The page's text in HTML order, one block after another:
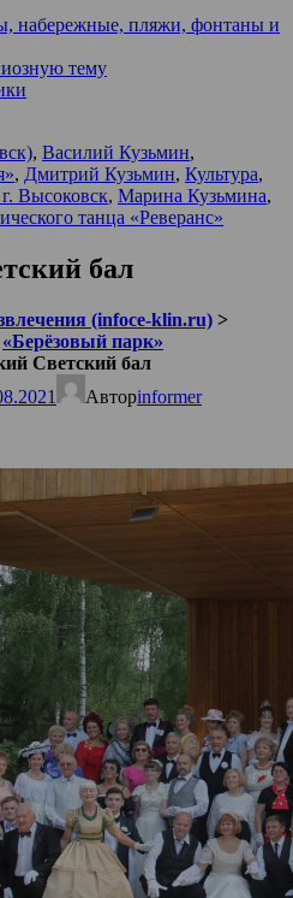
набережные, пляжи, фонтаны и
тему
, Василий Кузьмин,
, Дмитрий Кузьмин, Культура,
Высоковск, Марина Кузьмина,
танца «Реверанс»
бал
(infoce-klin.ru) >
«Берёзовый парк»
Светский бал
Авторinformer